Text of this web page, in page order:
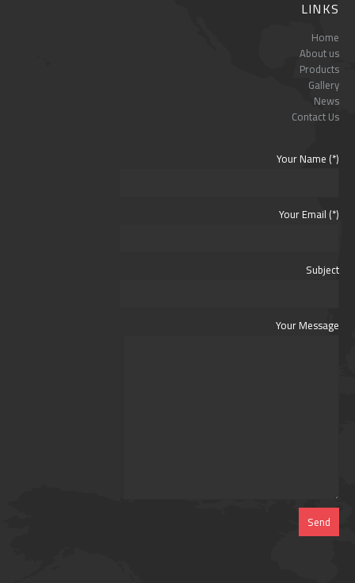
LINKS
Home
About us
Products
Gallery
News
Contact Us
Your Name (*)
Your Email (*)
Subject
Your Message